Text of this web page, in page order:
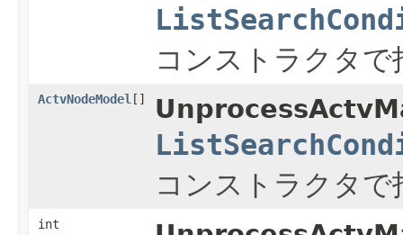
コンストラクタ
ActvNodeModel []
コンストラクタ
int